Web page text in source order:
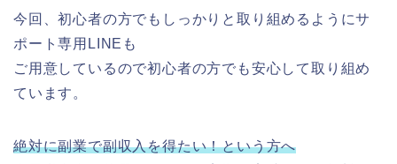
今回、初心者の方でもしっかりと取り組めるようにサ
ポート専用LINEも
ご用意しているので初心者の方でも安心して取り組め
ています。
絶対に副業で副収入を得たい！という方へ